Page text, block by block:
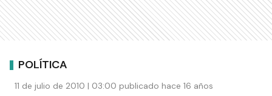
POLÍTICA
11 de julio de 2010 | 03:00 publicado hace 16 años